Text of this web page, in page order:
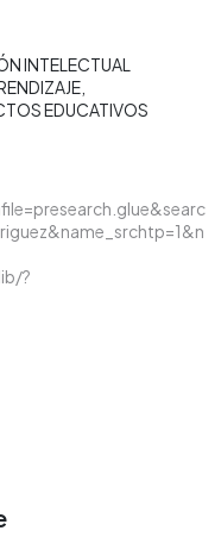
INTELECTUAL
EDUCATIVOS
?